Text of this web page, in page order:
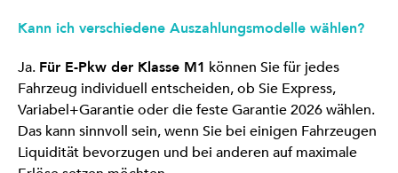
Kann ich verschiedene Auszahlungsmodelle wählen?
Ja. Für E-Pkw der Klasse M1 können Sie für jedes
Fahrzeug individuell entscheiden, ob Sie Express,
Variabel+Garantie oder die feste Garantie 2026 wählen.
Das kann sinnvoll sein, wenn Sie bei einigen Fahrzeugen
Liquidität bevorzugen und bei anderen auf maximale